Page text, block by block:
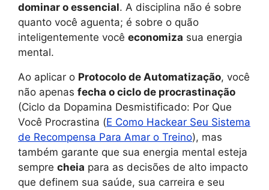
dominar o essencial. A disciplina não é sobre
quanto você aguenta; é sobre o quão
inteligentemente você economiza sua energia
mental.
Ao aplicar o Protocolo de Automatização, você
não apenas fecha o ciclo de procrastinação
(Ciclo da Dopamina Desmistificado: Por Que
Você Procrastina (E Como Hackear Seu Sistema
de Recompensa Para Amar o Treino), mas
também garante que sua energia mental esteja
sempre cheia para as decisões de alto impacto
que definem sua saúde, sua carreira e seu